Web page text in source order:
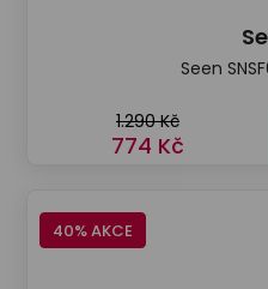
Seen
1.290 Kč
774 Kč
40% AKCE